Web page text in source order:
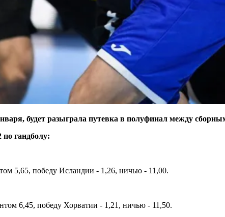
будет разыграла путевка в полуфинал между
гандболу:
5,65, победу Исландии - 1,26, ничью - 11,00.
6,45, победу Хорватии - 1,21, ничью - 11,50.